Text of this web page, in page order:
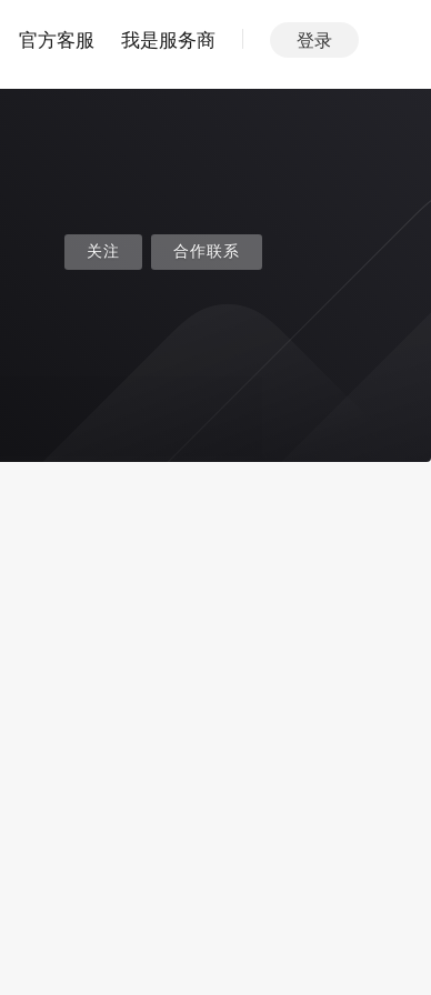
官方客服 我是服务商 登录
关注 合作联系